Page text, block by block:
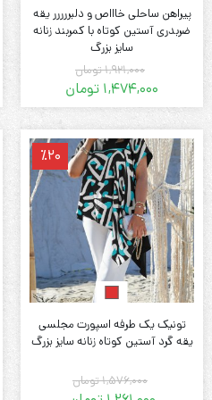
پیراهن ساحلی خاااص و دلبررررر یقه
ضربدری آستین کوتاه با کمربند زنانه
سایز بزرگ
1,921,000تومان
قیمت
اصلی:
1,921,000 تومان
بود.
1,474,000 تومان
قیمت
فعلی:
1,474,000 تومان.
٪20
تونیک یک طرفه اسپورت مجلسی
یقه گرد آستین کوتاه زنانه سایز بزرگ
1,576,000تومان